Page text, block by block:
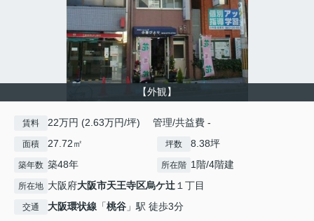
【外観】
賃料 22万円 (2.63万円/坪) 管理/共益費 -
面積 27.72㎡ 坪数 8.38坪
築年数 築48年 所在階 1階/4階建
所在地 大阪府大阪市天王寺区烏ケ辻１丁目
交通 大阪環状線 「桃谷 」駅 徒歩3分